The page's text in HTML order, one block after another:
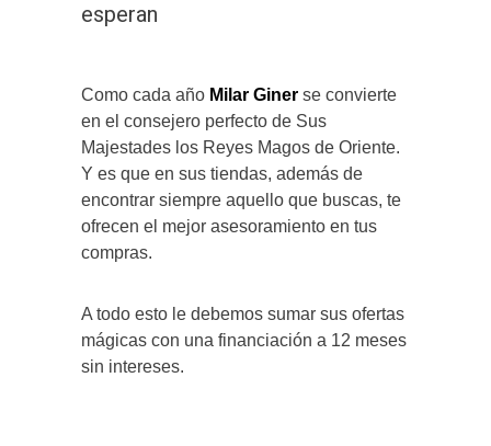
esperan
Como cada año Milar Giner se convierte
en el consejero perfecto de Sus
Majestades los Reyes Magos de Oriente.
Y es que en sus tiendas, además de
encontrar siempre aquello que buscas, te
ofrecen el mejor asesoramiento en tus
compras.
A todo esto le debemos sumar sus ofertas
mágicas con una financiación a 12 meses
sin intereses.